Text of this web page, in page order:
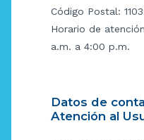
Código Postal:
Horario de
a.m. a 4:00 p.m.
Datos de
Atención al